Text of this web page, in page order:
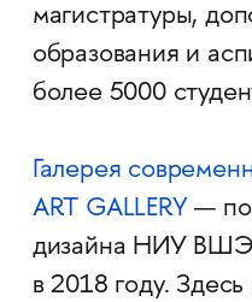
магистратуры,
образования и
более 5000
Галерея
ART GALLERY —
дизайна НИУ
в 2018 году.